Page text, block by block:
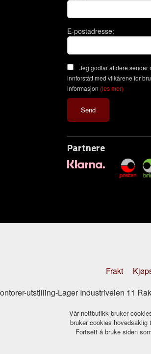
E-postadresse:
Jeg godtar at dere sender
innforstått med vilkårene for
informasjon (les mer)
Partnere
Frakt
utstilling-Lager Industriveien 11
Vår nettbutikk bruker
bruker cookies hovedsaklig
Fortsett å bruke siden